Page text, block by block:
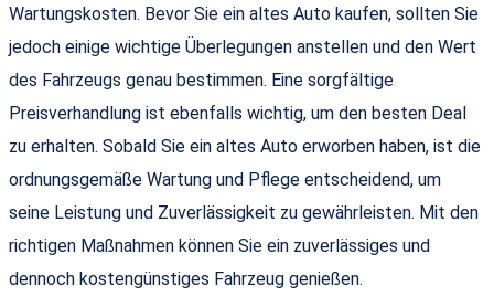
Wartungskosten. Bevor Sie ein altes Auto kaufen, sollten Sie
jedoch einige wichtige Überlegungen anstellen und den Wert
des Fahrzeugs genau bestimmen. Eine sorgfältige
Preisverhandlung ist ebenfalls wichtig, um den besten Deal
zu erhalten. Sobald Sie ein altes Auto erworben haben, ist die
ordnungsgemäße Wartung und Pflege entscheidend, um
seine Leistung und Zuverlässigkeit zu gewährleisten. Mit den
richtigen Maßnahmen können Sie ein zuverlässiges und
dennoch kostengünstiges Fahrzeug genießen.